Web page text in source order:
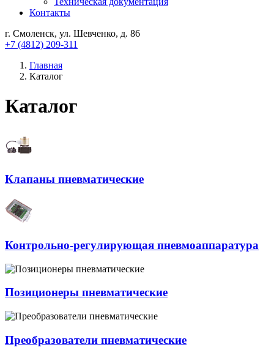
Контакты
г. Смоленск, ул. Шевченко, д. 86
+7 (4812) 209-311
Главная
Каталог
Каталог
Клапаны пневматические
Контрольно-регулирующая пневмоаппаратура
Позиционеры пневматические
Преобразователи пневматические